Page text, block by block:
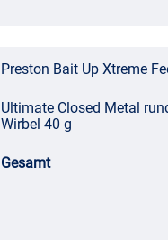
Preston Bait Up Xtreme
Ultimate Closed Metal
Wirbel 40 g
Gesamt